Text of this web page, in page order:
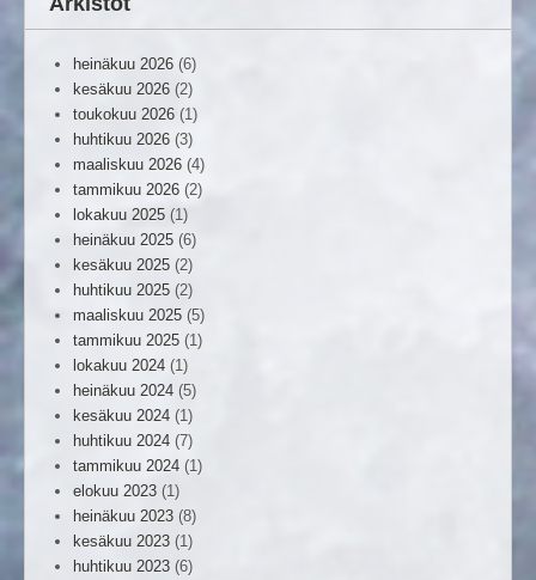
heinäkuu 2026 (6)
kesäkuu 2026 (2)
toukokuu 2026 (1)
huhtikuu 2026 (3)
maaliskuu 2026 (4)
tammikuu 2026 (2)
lokakuu 2025 (1)
heinäkuu 2025 (6)
kesäkuu 2025 (2)
huhtikuu 2025 (2)
maaliskuu 2025 (5)
tammikuu 2025 (1)
lokakuu 2024 (1)
heinäkuu 2024 (5)
kesäkuu 2024 (1)
huhtikuu 2024 (7)
tammikuu 2024 (1)
elokuu 2023 (1)
heinäkuu 2023 (8)
kesäkuu 2023 (1)
huhtikuu 2023 (6)